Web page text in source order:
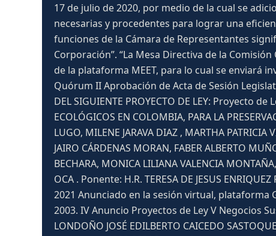
17 de julio de 2020, por medio de la cual se
necesarias y procedentes para lograr una
funciones de la Cámara de Representantes
Corporación”. “La Mesa Directiva de la
de la plataforma MEET, para lo cual se enviará
Quórum II Aprobación de Acta de Sesión
DEL SIGUIENTE PROYECTO DE LEY: Proyecto de
ECOLÓGICOS EN COLOMBIA, PARA LA
LUGO, MILENE JARAVA DIAZ , MARTHA
JAIRO CÁRDENAS MORAN, FABER ALBERTO
BECHARA, MONICA LILIANA VALENCIA
OCA . Ponente: H.R. TERESA DE JESUS
2021 Anunciado en la sesión virtual, plataforma
2003. IV Anuncio Proyectos de Ley V Negocios
LONDOÑO JOSÉ EDILBERTO CAICEDO